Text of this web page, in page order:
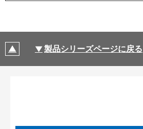
製品シリーズページに戻る